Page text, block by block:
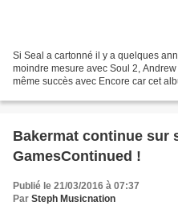
Si Seal a cartonné il y a quelques
moindre mesure avec Soul 2,
même succès avec Encore car cet
Bakermat continue sur
GamesContinued !
Publié le 21/03/2016 à 07:37
Par Steph Musicnation